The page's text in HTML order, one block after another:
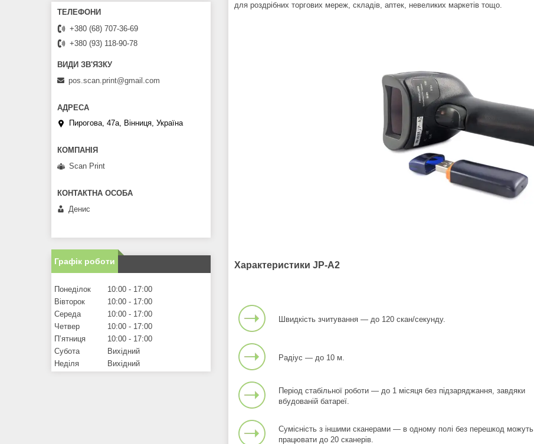
для роздрібних торгових мереж, складів, аптек, невеликих маркетів тощо.
Характеристики JP-A2
Швидкість зчитування — до 120 скан/секунду.
Радіус — до 10 м.
Період стабільної роботи — до 1 місяця без підзаряджання, завдяки
вбудованій батареї.
Сумісність з іншими сканерами — в одному полі без перешкод можуть
працювати до 20 сканерів.
+380 (68) 707-36-69
+380 (93) 118-90-78
pos.scan.print@gmail.com
Пирогова, 47а, Вінниця, Україна
Scan Print
Денис
Графік роботи
Понеділок 10:00
17:00
Вівторок
10:00
17:00
Середа
10:00
17:00
Четвер
10:00
17:00
Пʼятниця
10:00
17:00
Субота
Вихідний
Неділя
Вихідний